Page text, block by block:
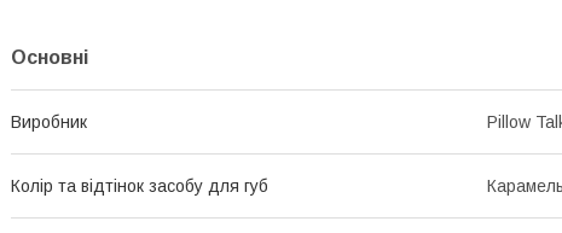
Основні
Виробник Pillow
Колір та відтінок засобу для губ